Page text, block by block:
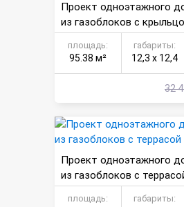
Проект одноэтажного
из газоблоков с
площадь:
95.38 м²
габариты:
12,3 х 12,4
32
Проект одноэтажного
из газоблоков с
площадь: габариты: